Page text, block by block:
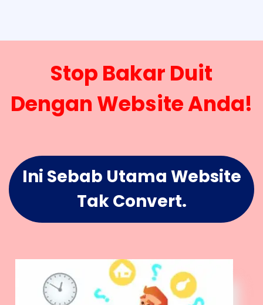
Stop Bakar Duit
Dengan Website Anda!
Ini Sebab Utama Website
Tak Convert.